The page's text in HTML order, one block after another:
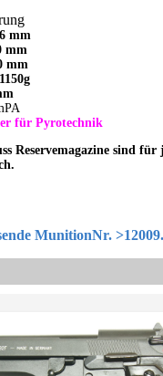
mm
mm
mm
für Pyrotechnik
Reservemagazine sind für
MunitionNr.